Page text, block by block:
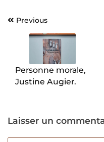
Navigation
l’article
Previous
Personne morale,
Justine Augier.
Laisser un